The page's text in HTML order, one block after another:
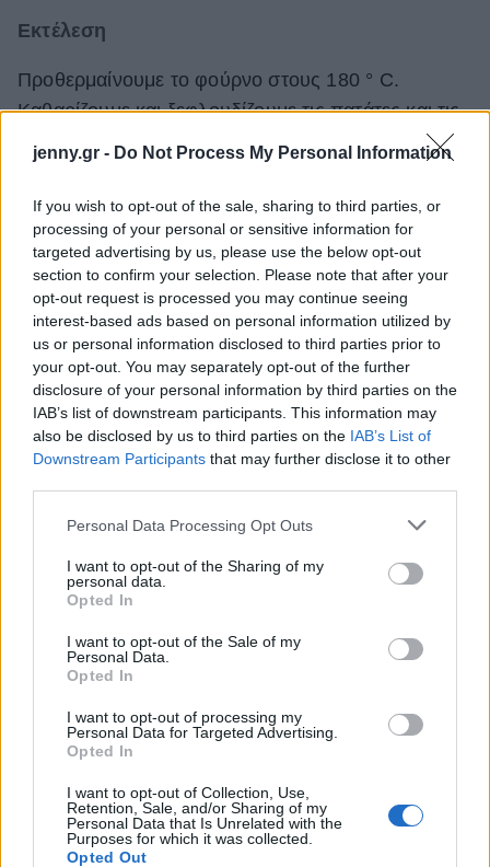
jenny.gr - Do Not Process My Personal Information
If you wish to opt-out of the sale, sharing to third parties, or
processing of your personal or sensitive information for
targeted advertising by us, please use the below opt-out
section to confirm your selection. Please note that after your
opt-out request is processed you may continue seeing
interest-based ads based on personal information utilized by
us or personal information disclosed to third parties prior to
your opt-out. You may separately opt-out of the further
disclosure of your personal information by third parties on the
IAB’s list of downstream participants. This information may
also be disclosed by us to third parties on the IAB’s List of
Downstream Participants that may further disclose it to other
Please note that this website/app uses one or more Google
not limited to your visit or usage behaviour. You may click to
grant or deny consent to Google and its third-party tags to
use your data for below specified purposes in below Google
consent section.
Personal Data Processing Opt Outs
I want to opt-out of the Sharing of my
personal data.
Opted In
I want to opt-out of the Sale of my
Personal Data.
Opted In
I want to opt-out of processing my
Personal Data for Targeted Advertising.
Opted In
I want to opt-out of Collection, Use,
Retention, Sale, and/or Sharing of my
Personal Data that Is Unrelated with the
Purposes for which it was collected.
Opted Out
Εκτέλεση
Προθερμαίνουμε το φούρνο στους 180 ° C.
Καθαρίζουμε και ξεφλουδίζουμε τις πατάτες και τις
κόβουμε σε πολύ λεπτές φέτες. Τις βάζουμε σε ένα
ένα στρογγυλό ταψί βάζουμε λαδόκολλα και
βάζουμε το πρώτο στρώμα πατάτας. Στη συνέχεια
ρίχνουμε το καπνιστό τυρί αφού πρώτα το έχουμε
τρίψει.